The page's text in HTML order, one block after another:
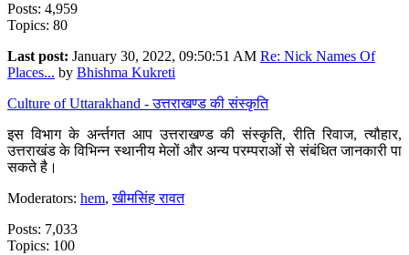
Posts: 4,959
Topics: 80
Last post: January 30, 2022, 09:50:51 AM Re: Nick Names Of
Places... by Bhishma Kukreti
Culture of Uttarakhand - उत्तराखण्ड की संस्कृति
इस विभाग के अर्न्तगत आप उत्तराखण्ड की संस्कृति, रीति रिवाज, त्यौहार,
उत्तराखंड के विभिन्न स्थानीय मेलों और अन्य परम्पराओं से संबंधित जानकारी पा
सकते है।
Moderators: hem,खीमसिंह रावत
Posts: 7,033
Topics: 100